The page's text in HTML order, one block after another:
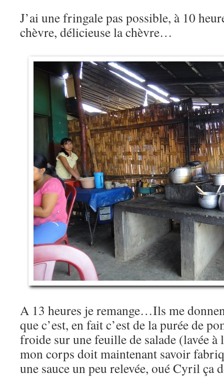
J’ai une fringale pas possible, à 10
chèvre, délicieuse la chèvre…
A 13 heures je remange…Ils me
que c’est, en fait c’est de la purée de
froide sur une feuille de salade (lavée à
mon corps doit maintenant savoir
une sauce un peu relevée, oué Cyril ça